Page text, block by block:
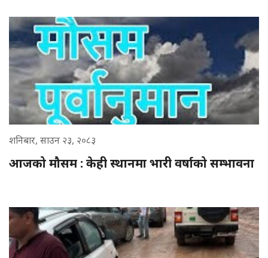
शनिबार, साउन २३, २०८३
आजको मौसम : केही स्थानमा भारी वर्षाको सम्भावना